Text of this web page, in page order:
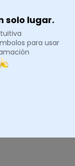
solo lugar.
para usar